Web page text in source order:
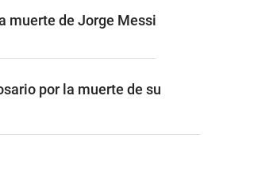
muerte de Jorge Messi
por la muerte de su